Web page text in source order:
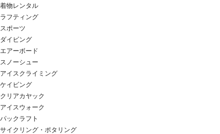
着物レンタル
ラフティング
スポーツ
ダイビング
エアーボード
スノーシュー
アイスクライミング
ケイビング
クリアカヤック
アイスウォーク
パックラフト
サイクリング・ポタリング